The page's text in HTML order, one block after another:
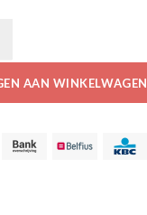
AAN WINKELWAGEN